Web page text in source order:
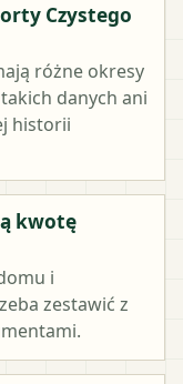
Czystego
różne okresy
danych ani
historii
kwotę
i
zestawić z